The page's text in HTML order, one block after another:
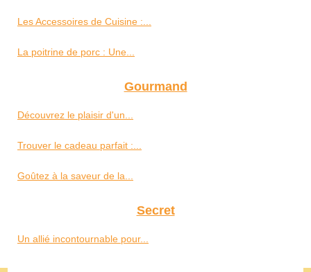
Les Accessoires de Cuisine :...
La poitrine de porc : Une...
Gourmand
Découvrez le plaisir d'un...
Trouver le cadeau parfait :...
Goûtez à la saveur de la...
Secret
Un allié incontournable pour...